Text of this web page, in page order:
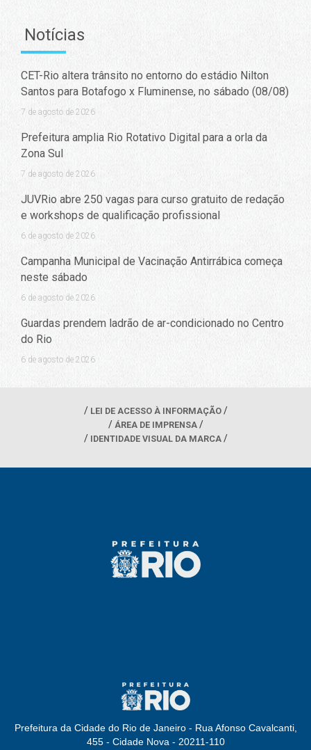
Notícias
CET-Rio altera trânsito no entorno do estádio Nilton
Santos para Botafogo x Fluminense, no sábado (08/08)
7 de agosto de 2026
Prefeitura amplia Rio Rotativo Digital para a orla da
Zona Sul
7 de agosto de 2026
JUVRio abre 250 vagas para curso gratuito de redação
e workshops de qualificação profissional
6 de agosto de 2026
Campanha Municipal de Vacinação Antirrábica começa
neste sábado
6 de agosto de 2026
Guardas prendem ladrão de ar-condicionado no Centro
do Rio
6 de agosto de 2026
LEI DE ACESSO À INFORMAÇÃO
ÁREA DE IMPRENSA
IDENTIDADE VISUAL DA MARCA
Prefeitura da Cidade do Rio de Janeiro - Rua Afonso Cavalcanti,
455 - Cidade Nova - 20211-110